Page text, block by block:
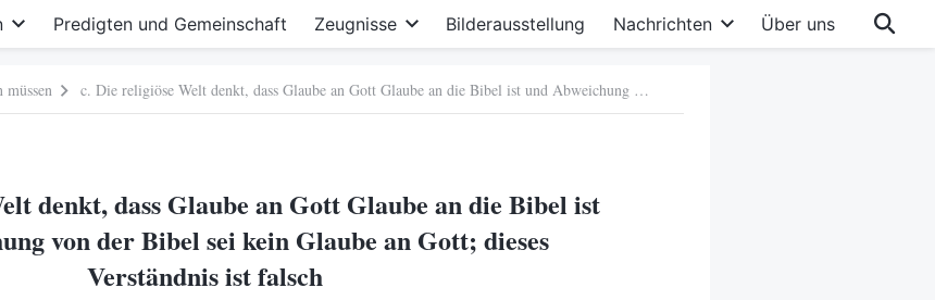
Predigten und Gemeinschaft Zeugnisse Bilderausstellung Nachrichten Über uns
c. Die religiöse Welt denkt, dass Glaube an Gott Glaube an die Bibel ist und Abweichung von der Bibel sei kein Glaube an Gott; dieses Verständnis ist falsch
denkt, dass Glaube an Gott Glaube an die Bibel ist
von der Bibel sei kein Glaube an Gott; dieses
Verständnis ist falsch